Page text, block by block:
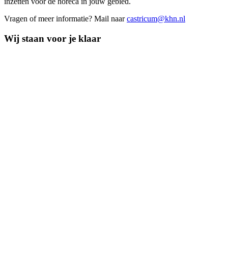
Vragen of meer informatie? Mail naarcastricum@khn.nl
Wij staan voor je klaar